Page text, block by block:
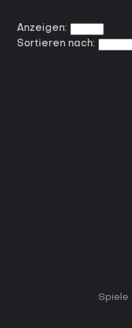
Sortieren nach:
Anzeigen:
Spiele